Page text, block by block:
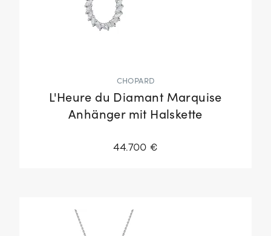
CHOPARD
L'Heure du Diamant Marquise
Anhänger mit Halskette
44.700 €